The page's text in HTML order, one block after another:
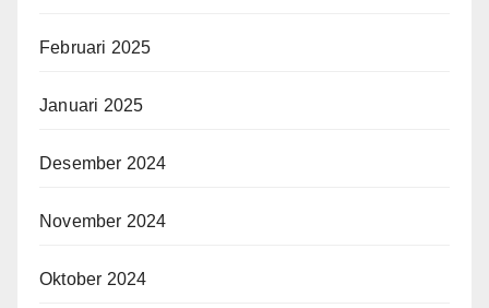
Februari 2025
Januari 2025
Desember 2024
November 2024
Oktober 2024